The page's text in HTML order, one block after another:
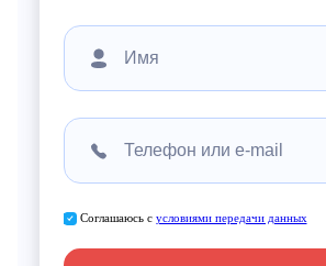
Соглашаюсь с условиями передачи данных